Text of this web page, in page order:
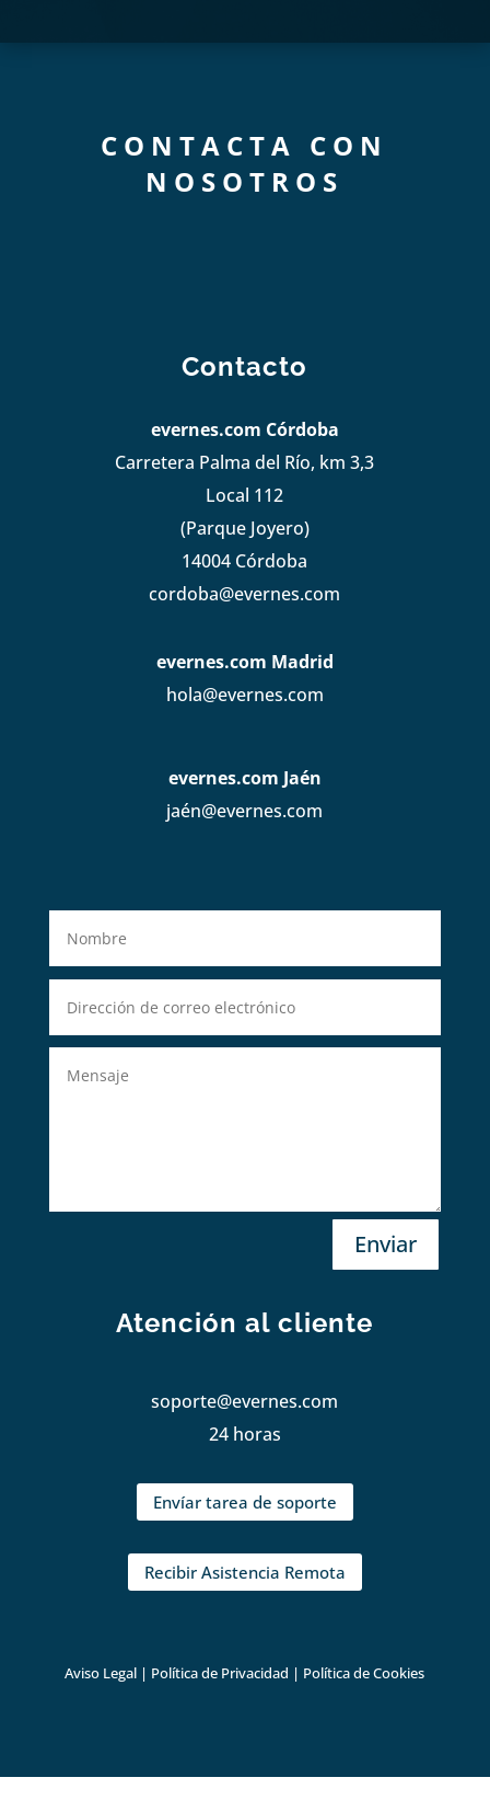
CONTACTA CON
NOSOTROS
Contacto
evernes.com Córdoba
Carretera Palma del Río, km 3,3
Local 112
(Parque Joyero)
14004 Córdoba
cordoba@evernes.com
evernes.com Madrid
hola@evernes.com
evernes.com Jaén
jaén@evernes.com
Enviar
Atención al cliente
soporte@evernes.com
24 horas
Envíar tarea de soporte
Recibir Asistencia Remota
Aviso Legal | Política de Privacidad | Política de Cookies